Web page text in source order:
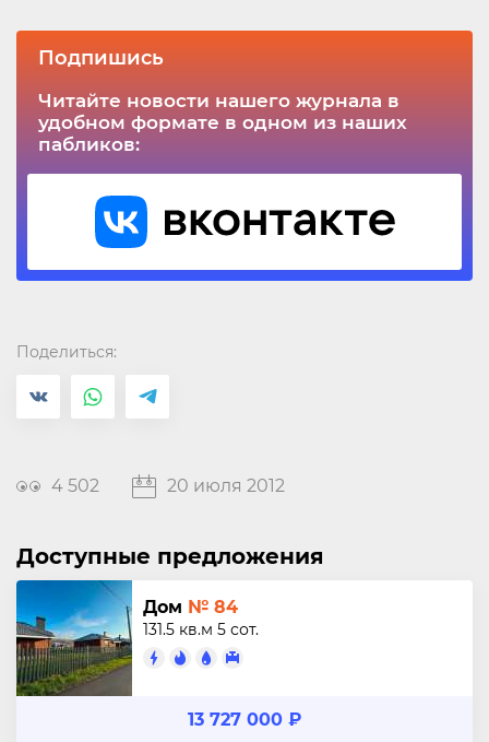
Подпишись
Читайте новости нашего журнала в
удобном формате в одном из наших
пабликов:
Поделиться:
4 502 20 июля 2012
Доступные предложения
Дом № 84
131.5 кв.м 5 сот.
13 727 000 ₽